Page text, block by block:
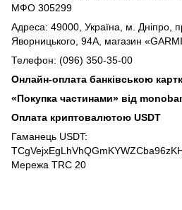
МФО 305299
Адреса: 49000, Україна, м. Дніпро,
Яворницького, 94А, магазин
Телефон: (096) 350-35-00
Онлайн-оплата банківською
«Покупка частинами» від
Оплата криптовалютою USDT
Гаманець USDT:
Мережа TRC 20